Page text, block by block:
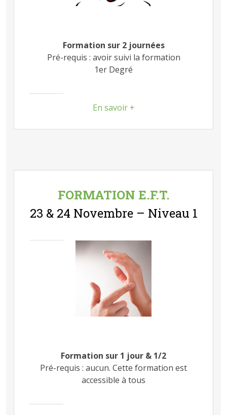
Formation sur 2 journées
Pré-requis : avoir suivi la formation
1er Degré
En savoir +
FORMATION E.F.T.
23 & 24 Novembre – Niveau 1
Formation sur 1 jour & 1/2
Pré-requis : aucun. Cette formation est
accessible à tous